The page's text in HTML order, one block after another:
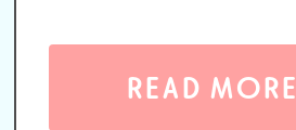
READ MORE